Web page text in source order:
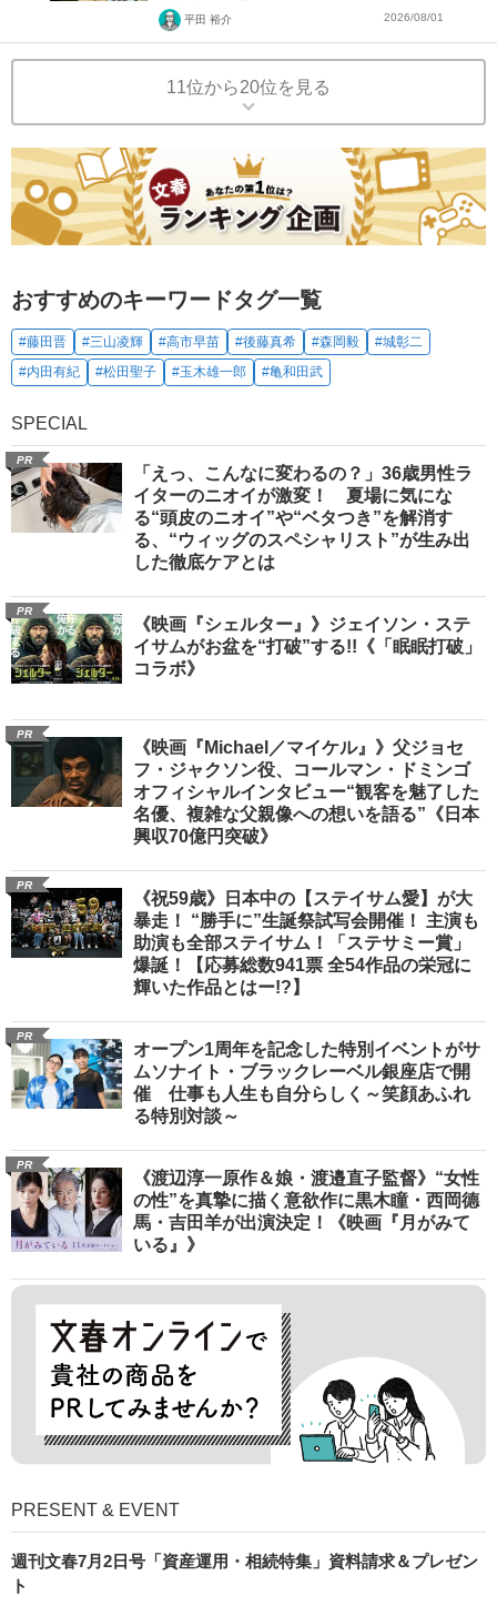
平田 裕介 2026/08/01
11位から20位を見る
おすすめのキーワードタグ一覧
#藤田晋 #三山凌輝 #高市早苗 #後藤真希 #森岡毅
#城彰二
#内田有紀
#松田聖子 #玉木雄一郎 #亀和田武
SPECIAL
PR
「えっ、こんなに変わるの？」36歳男性ラ
イターのニオイが激変！ 夏場に気にな
る“頭皮のニオイ”や“ベタつき”を解消す
る、“ウィッグのスペシャリスト”が生み出
した徹底ケアとは
PR
《映画『シェルター』》ジェイソン・ステ
イサムがお盆を“打破”する!!《「眠眠打破」
コラボ》
PR
《映画『Michael／マイケル』》父ジョセ
フ・ジャクソン役、コールマン・ドミンゴ
オフィシャルインタビュー“観客を魅了した
名優、複雑な父親像への想いを語る”《日本
興収70億円突破》
PR
《祝59歳》日本中の【ステイサム愛】が大
暴走！ “勝手に”生誕祭試写会開催！ 主演も
助演も全部ステイサム！「ステサミー賞」
爆誕！【応募総数941票 全54作品の栄冠に
輝いた作品とはー!?】
PR
オープン1周年を記念した特別イベントがサ
ムソナイト・ブラックレーベル銀座店で開
催 仕事も人生も自分らしく～笑顔あふれ
る特別対談～
PR
《渡辺淳一原作＆娘・渡邉直子監督》“女性
の性”を真摯に描く意欲作に黒木瞳・西岡德
馬・吉田羊が出演決定！《映画『月がみて
いる』》
PRESENT & EVENT
週刊文春7月2日号「資産運用・相続特集」資料請求＆プレゼン
ト